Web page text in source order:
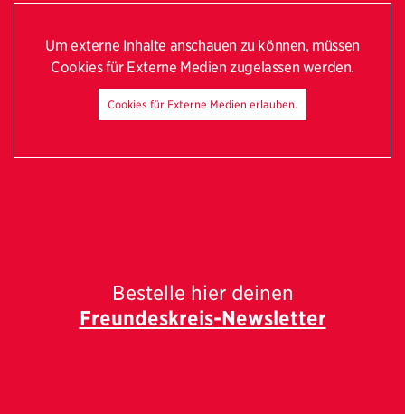
Um externe Inhalte anschauen zu können, müssen
Cookies für Externe Medien zugelassen werden.
Cookies für Externe Medien erlauben.
Bestelle hier deinen
Freundeskreis-Newsletter